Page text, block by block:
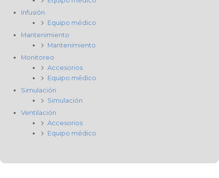
Infusión
Equipo médico
Mantenimiento
Mantenimiento
Monitoreo
Accesorios
Equipo médico
Simulación
Simulación
Ventilación
Accesorios
Equipo médico